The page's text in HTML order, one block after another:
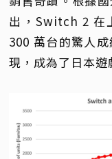
出，Switch 2 在
300 萬台的驚人
現，成為了日本遊